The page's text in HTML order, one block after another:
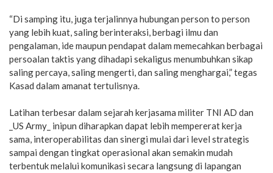
“Di samping itu, juga terjalinnya hubungan person to person
yang lebih kuat, saling berinteraksi, berbagi ilmu dan
pengalaman, ide maupun pendapat dalam memecahkan berbagai
persoalan taktis yang dihadapi sekaligus menumbuhkan sikap
saling percaya, saling mengerti, dan saling menghargai,” tegas
Kasad dalam amanat tertulisnya.
Latihan terbesar dalam sejarah kerjasama militer TNI AD dan
_US Army_ inipun diharapkan dapat lebih mempererat kerja
sama, interoperabilitas dan sinergi mulai dari level strategis
sampai dengan tingkat operasional akan semakin mudah
terbentuk melalui komunikasi secara langsung di lapangan